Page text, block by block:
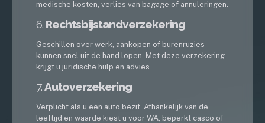
medische kosten, verlies van bagage of annuleringen.
6. Rechtsbijstandverzekering
Geschillen over werk, aankopen of burenruzies
kunnen snel uit de hand lopen. Met deze verzekering
krijgt u juridische hulp en advies.
7.Autoverzekering
Verplicht als u een auto bezit. Afhankelijk van de
leeftijd en waarde kiest u voor WA, beperkt casco of